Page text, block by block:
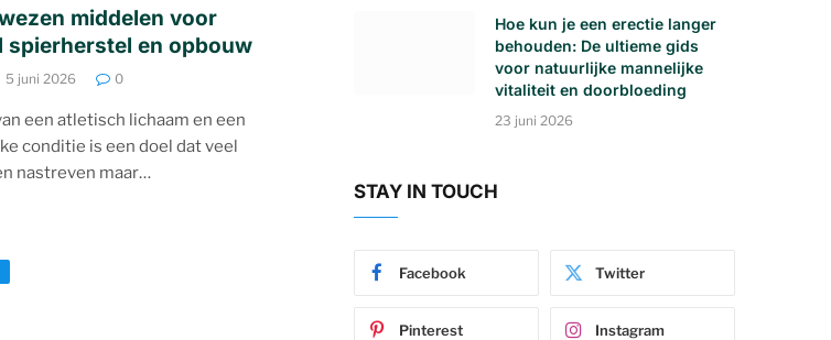
middelen voor
spierherstel en opbouw
5 juni 2026 0
een atletisch lichaam en een
conditie is een doel dat veel
nastreven maar…
Hoe kun je een erectie langer
behouden: De ultieme gids
voor natuurlijke mannelijke
vitaliteit en doorbloeding
23 juni 2026
STAY IN TOUCH
Facebook Twitter
Pinterest Instagram